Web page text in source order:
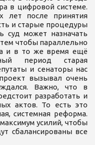
в цифровой системе.
лет после принятия
и старые процедуры
суд может назначать
чтобы параллельно
и в то же время ещё
период старая
и сенаторы нас
вызывал очень
Важно, что в
разработать и
актов. То есть это
системная реформа.
усилий, чтобы
сбалансированы все